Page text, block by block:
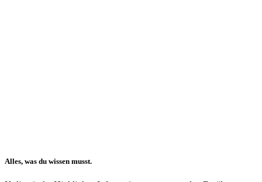
Alles, was du wissen musst.